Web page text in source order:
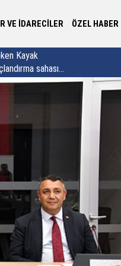
VE İDARECİLER ÖZEL HABER
gölgesi